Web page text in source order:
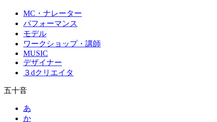
MC・ナレーター
パフォーマンス
モデル
ワークショップ・講師
MUSIC
デザイナー
３dクリエイタ
五十音
あ
か